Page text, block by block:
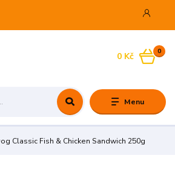
Menu
0
0 Kč
Classic Fish & Chicken Sandwich 250g